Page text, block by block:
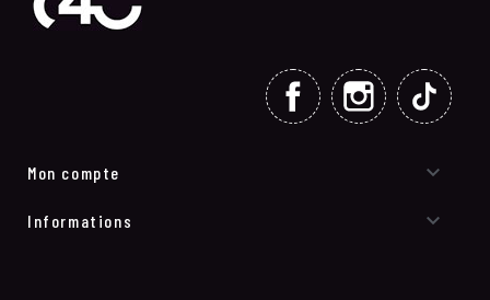
FACEBOOK INSTAGRAM
Mon compte 
Informations 